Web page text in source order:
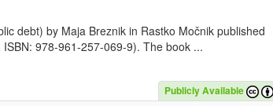
debt) by Maja Breznik in Rastko Močnik published
978-961-257-069-9). The book ...
Publicly Available